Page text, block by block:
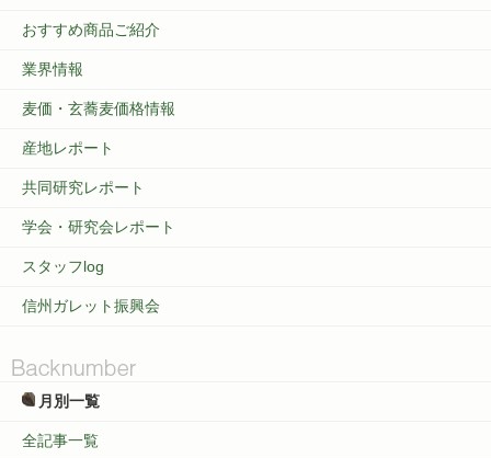
おすすめ商品ご紹介
業界情報
麦価・玄蕎麦価格情報
産地レポート
共同研究レポート
学会・研究会レポート
スタッフlog
信州ガレット振興会
月別一覧
全記事一覧